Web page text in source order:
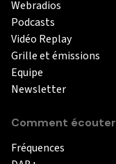
Webradios
Podcasts
Vidéo Replay
Grille et émissions
Equipe
Newsletter
Comment écouter
Fréquences